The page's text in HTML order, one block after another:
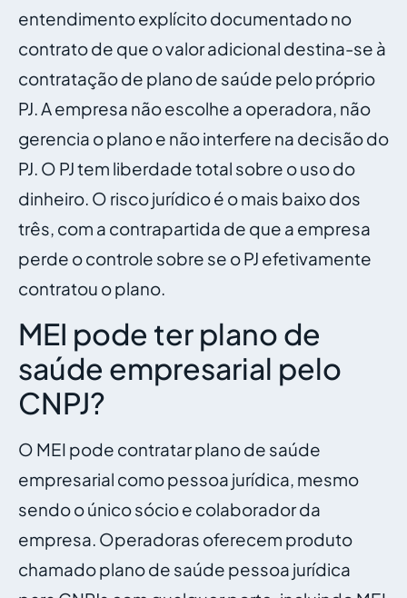
entendimento explícito documentado no
contrato de que o valor adicional destina-se à
contratação de plano de saúde pelo próprio
PJ. A empresa não escolhe a operadora, não
gerencia o plano e não interfere na decisão do
PJ. O PJ tem liberdade total sobre o uso do
dinheiro. O risco jurídico é o mais baixo dos
três, com a contrapartida de que a empresa
perde o controle sobre se o PJ efetivamente
contratou o plano.
MEI pode ter plano de
saúde empresarial pelo
CNPJ?
O MEI pode contratar plano de saúde
empresarial como pessoa jurídica, mesmo
sendo o único sócio e colaborador da
empresa. Operadoras oferecem produto
chamado plano de saúde pessoa jurídica